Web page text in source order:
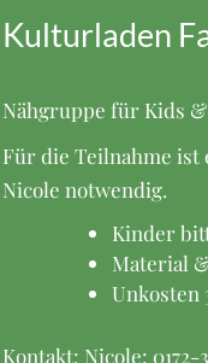
Kulturladen
Nähgruppe für Kids
Für die Teilnahme ist
Nicole notwendig.
Kinder
Material
Unkosten
Kontakt: Nicole: 0172-